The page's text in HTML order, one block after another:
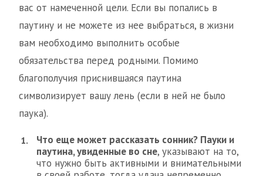
вас от намеченной цели. Если вы попались в
паутину и не можете из нее выбраться, в жизни
вам необходимо выполнить особые
обязательства перед родными. Помимо
благополучия приснившаяся паутина
символизирует вашу лень (если в ней не было
паука).
Что еще может рассказать сонник? Пауки и
паутина, увиденные во сне, указывают на то,
что нужно быть активными и внимательными